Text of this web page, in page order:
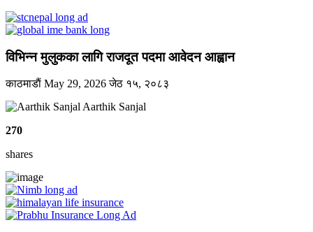
विभिन्न मुलुकका लागि राजदूत पदमा आवेदन आह्वान
काठमाडाैं May 29, 2026जेठ १५, २०८३
Aarthik Sanjal
270
shares